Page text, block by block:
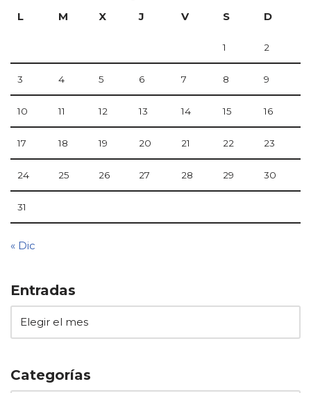
L
M X J V S D
1 2
3 4 5 6 7 8 9
10 11 12 13 14 15 16
17 18 19 20 21 22 23
24 25 26 27 28 29 30
31
« Dic
Entradas
Categorías